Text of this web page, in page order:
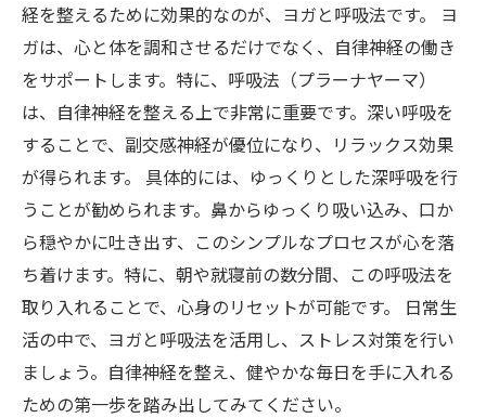
経を整えるために効果的なのが、ヨガと呼吸法です。 ヨ
ガは、心と体を調和させるだけでなく、自律神経の働き
をサポートします。特に、呼吸法（プラーナヤーマ）
は、自律神経を整える上で非常に重要です。深い呼吸を
することで、副交感神経が優位になり、リラックス効果
が得られます。 具体的には、ゆっくりとした深呼吸を行
うことが勧められます。鼻からゆっくり吸い込み、口か
ら穏やかに吐き出す、このシンプルなプロセスが心を落
ち着けます。特に、朝や就寝前の数分間、この呼吸法を
取り入れることで、心身のリセットが可能です。 日常生
活の中で、ヨガと呼吸法を活用し、ストレス対策を行い
ましょう。自律神経を整え、健やかな毎日を手に入れる
ための第一歩を踏み出してみてください。